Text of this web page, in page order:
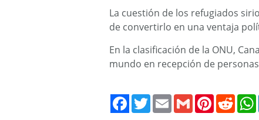
La cuestión de los refugiados
de convertirlo en una ventaja
En la clasificación de la ONU,
mundo en recepción de
TwitterEmail Gmail Pinterest